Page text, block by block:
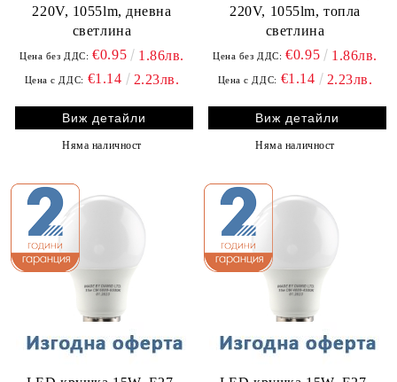
220V, 1055lm, дневна
светлина
Цена без ДДС: €0.95 1.86лв.
Цена с ДДС: €1.14 2.23лв.
Виж детайли
Няма наличност
220V, 1055lm, топла
светлина
Цена без ДДС: €0.95 1.86лв.
Цена с ДДС: €1.14 2.23лв.
Виж детайли
Няма наличност